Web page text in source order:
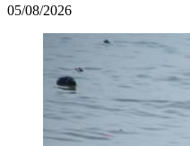
05/08/2026